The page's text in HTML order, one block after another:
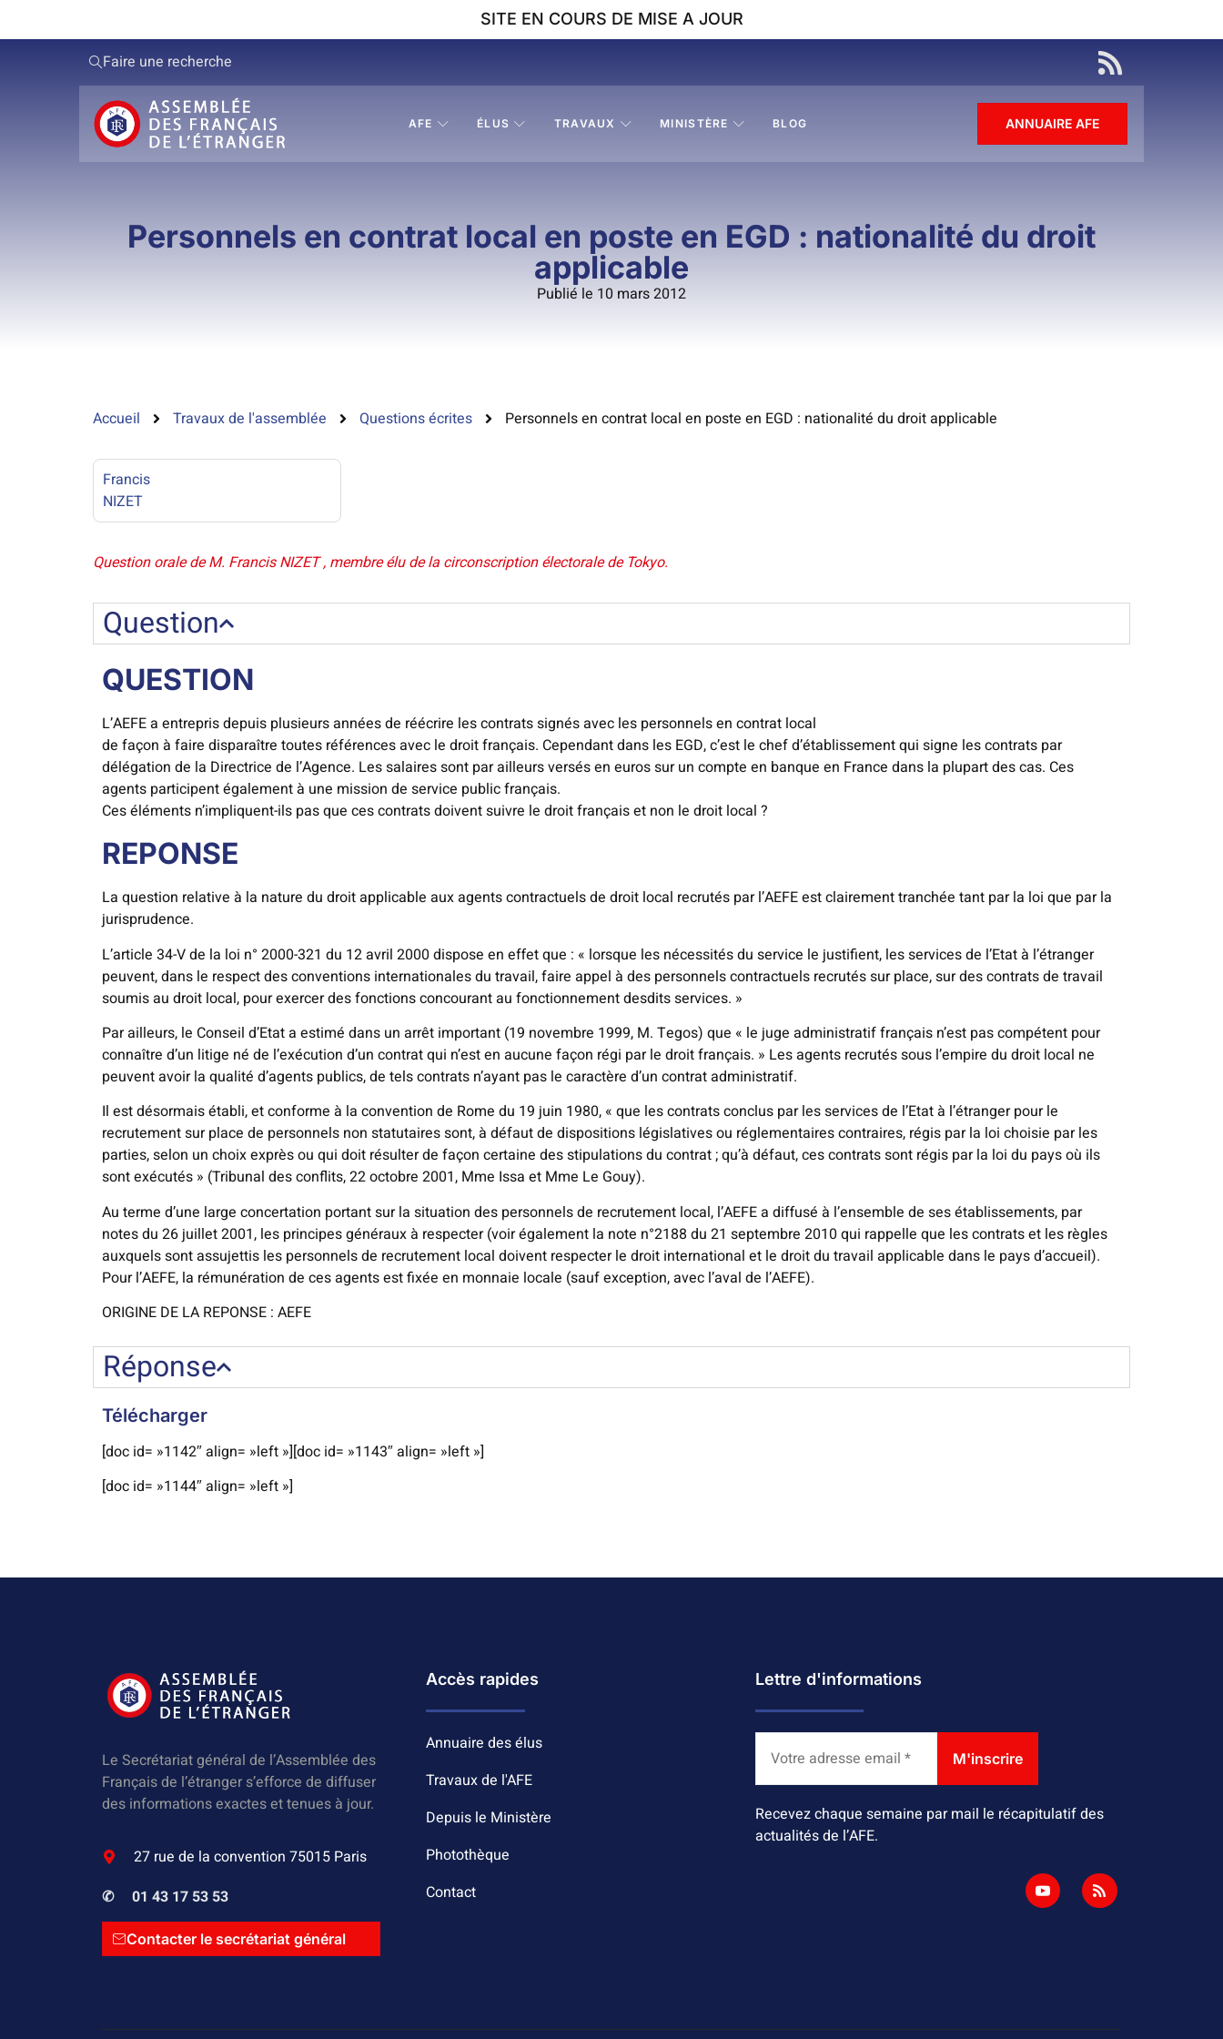
SITE EN COURS DE MISE A JOUR
Faire une recherche
AFE ÉLUS TRAVAUX MINISTÈRE BLOG ANNUAIRE AFE
Personnels en contrat local en poste en EGD : nationalité du droit
applicable
Publié le 10 mars 2012
Accueil Travaux de l'assemblée Questions écrites Personnels en contrat local en poste en EGD : nationalité du droit applicable
Francis
NIZET
Question orale de M. Francis NIZET , membre élu de la circonscription électorale de Tokyo.
Question
QUESTION
L’AEFE a entrepris depuis plusieurs années de réécrire les contrats signés avec les personnels en contrat local
de façon à faire disparaître toutes références avec le droit français. Cependant dans les EGD, c’est le chef d’établissement qui signe les contrats par
délégation de la Directrice de l’Agence. Les salaires sont par ailleurs versés en euros sur un compte en banque en France dans la plupart des cas. Ces
agents participent également à une mission de service public français.
Ces éléments n’impliquent-ils pas que ces contrats doivent suivre le droit français et non le droit local ?
REPONSE
La question relative à la nature du droit applicable aux agents contractuels de droit local recrutés par l’AEFE est clairement tranchée tant par la loi que par la
jurisprudence.
L’article 34-V de la loi n° 2000-321 du 12 avril 2000 dispose en effet que : « lorsque les nécessités du service le justifient, les services de l’Etat à l’étranger
peuvent, dans le respect des conventions internationales du travail, faire appel à des personnels contractuels recrutés sur place, sur des contrats de travail
soumis au droit local, pour exercer des fonctions concourant au fonctionnement desdits services. »
Par ailleurs, le Conseil d’Etat a estimé dans un arrêt important (19 novembre 1999, M. Tegos) que « le juge administratif français n’est pas compétent pour
connaître d’un litige né de l’exécution d’un contrat qui n’est en aucune façon régi par le droit français. » Les agents recrutés sous l’empire du droit local ne
peuvent avoir la qualité d’agents publics, de tels contrats n’ayant pas le caractère d’un contrat administratif.
Il est désormais établi, et conforme à la convention de Rome du 19 juin 1980, « que les contrats conclus par les services de l’Etat à l’étranger pour le
recrutement sur place de personnels non statutaires sont, à défaut de dispositions législatives ou réglementaires contraires, régis par la loi choisie par les
parties, selon un choix exprès ou qui doit résulter de façon certaine des stipulations du contrat ; qu’à défaut, ces contrats sont régis par la loi du pays où ils
sont exécutés » (Tribunal des conflits, 22 octobre 2001, Mme Issa et Mme Le Gouy).
Au terme d’une large concertation portant sur la situation des personnels de recrutement local, l’AEFE a diffusé à l’ensemble de ses établissements, par
notes du 26 juillet 2001, les principes généraux à respecter (voir également la note n°2188 du 21 septembre 2010 qui rappelle que les contrats et les règles
auxquels sont assujettis les personnels de recrutement local doivent respecter le droit international et le droit du travail applicable dans le pays d’accueil).
Pour l’AEFE, la rémunération de ces agents est fixée en monnaie locale (sauf exception, avec l’aval de l’AEFE).
ORIGINE DE LA REPONSE : AEFE
Réponse
Télécharger
[doc id= »1142″ align= »left »][doc id= »1143″ align= »left »]
[doc id= »1144″ align= »left »]
Le Secrétariat général de l’Assemblée des
Français de l’étranger s’efforce de diffuser
des informations exactes et tenues à jour.
27 rue de la convention 75015 Paris
✆01 43 17 53 53
Contacter le secrétariat général
Accès rapides
Annuaire des élus
Travaux de l'AFE
Depuis le Ministère
Photothèque
Contact
Lettre d'informations
Recevez chaque semaine par mail le récapitulatif des
actualités de l’AFE.